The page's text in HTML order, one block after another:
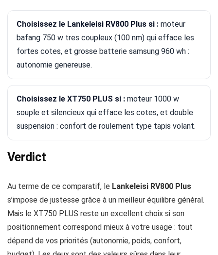
Choisissez le Lankeleisi RV800 Plus si : moteur
bafang 750 w tres coupleux (100 nm) qui efface les
fortes cotes, et grosse batterie samsung 960 wh :
autonomie genereuse.
Choisissez le XT750 PLUS si : moteur 1000 w
souple et silencieux qui efface les cotes, et double
suspension : confort de roulement type tapis volant.
Verdict
Au terme de ce comparatif, le Lankeleisi RV800 Plus
s’impose de justesse grâce à un meilleur équilibre général.
Mais le XT750 PLUS reste un excellent choix si son
positionnement correspond mieux à votre usage : tout
dépend de vos priorités (autonomie, poids, confort,